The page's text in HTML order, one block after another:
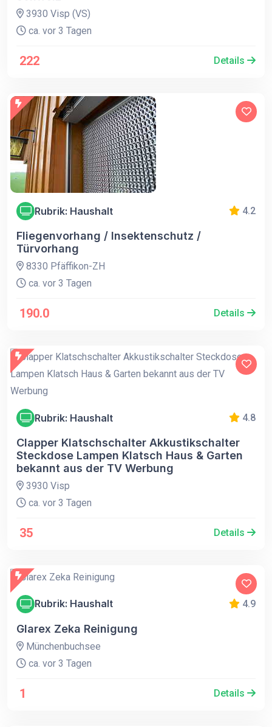
3930 Visp (VS)
ca. vor 3 Tagen
222 Details
Rubrik: Haushalt 4.2
Fliegenvorhang / Insektenschutz /
Türvorhang
8330 Pfäffikon-ZH
ca. vor 3 Tagen
190.0 Details
Rubrik: Haushalt 4.8
Clapper Klatschschalter Akkustikschalter
Steckdose Lampen Klatsch Haus & Garten
bekannt aus der TV Werbung
3930 Visp
ca. vor 3 Tagen
35 Details
Rubrik: Haushalt 4.9
Glarex Zeka Reinigung
Münchenbuchsee
ca. vor 3 Tagen
1 Details